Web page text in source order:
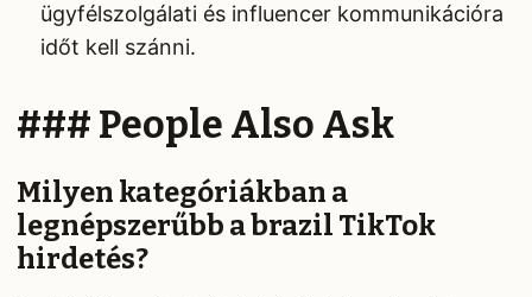
ügyfélszolgálati és influencer kommunikációra
időt kell szánni.
### People Also Ask
Milyen kategóriákban a
legnépszerűbb a brazil TikTok
hirdetés?